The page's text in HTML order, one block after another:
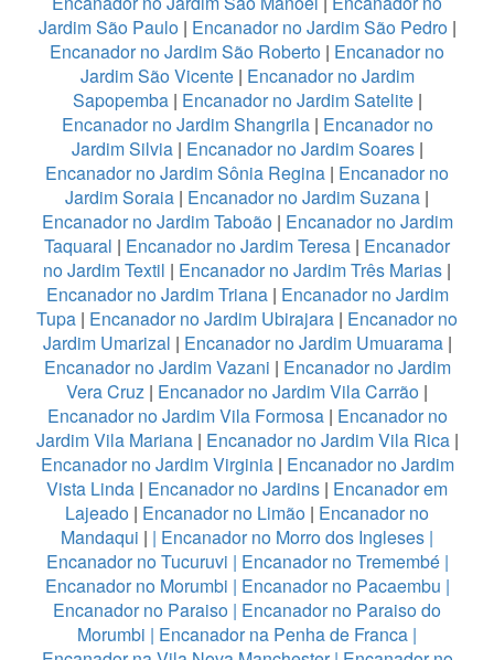
Jardim São Paulo| Encanador no Jardim São Pedro|
Encanador no Jardim São Roberto | Encanador no
Jardim São Vicente| Encanador no Jardim
Sapopemba| Encanador no Jardim Satelite|
Encanador no Jardim Shangrila| Encanador no
Jardim Silvia| Encanador no Jardim Soares|
Encanador no Jardim Sônia Regina | Encanador no
Jardim Soraia | Encanador no Jardim Suzana |
Encanador no Jardim Taboão| Encanador no Jardim
Taquaral | Encanador no Jardim Teresa | Encanador
no Jardim Textil | Encanador no Jardim Três Marias |
Encanador no Jardim Triana| Encanador no Jardim
Tupa | Encanador no Jardim Ubirajara | Encanador no
Jardim Umarizal | Encanador no Jardim Umuarama|
Encanador no Jardim Vazani | Encanador no Jardim
Vera Cruz | Encanador no Jardim Vila Carrão |
Encanador no Jardim Vila Formosa| Encanador no
Jardim Vila Mariana| Encanador no Jardim Vila Rica|
Encanador no Jardim Virginia| Encanador no Jardim
Vista Linda | Encanador no Jardins | Encanador em
Lajeado | Encanador no Limão | Encanador no
Mandaqui | | Encanador no Morro dos Ingleses |
Encanador no Tucuruvi | Encanador no Tremembé|
Encanador no Morumbi | Encanador no Pacaembu |
Encanador no Paraiso | Encanador no Paraiso do
Morumbi | Encanador na Penha de Franca |